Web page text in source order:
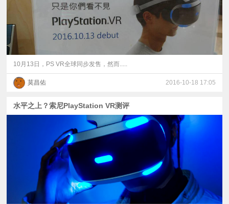
10月13日，PS VR全球同步发售，然而.....
莫昌佑 2016-10-18 17:05
水平之上？索尼PlayStation VR测评